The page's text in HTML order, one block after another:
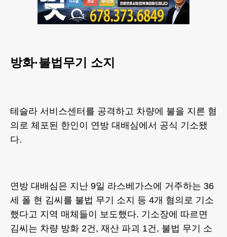
방화·불법무기 소지
테슬라 서비스센터를 공격하고 차량에 불을 지른 혐
의로 체포된 한인이 연방 대배심에서 공식 기소됐
다.
연방 대배심은 지난 9일 라스베가스에 거주하는 36
세 폴 현 김씨를 불법 무기 소지 등 4개 혐의로 기소
했다고 지역 매체들이 보도했다. 기소장에 따르면
김씨는 차량 방화 2건, 재산 파괴 1건, 불법 무기 소